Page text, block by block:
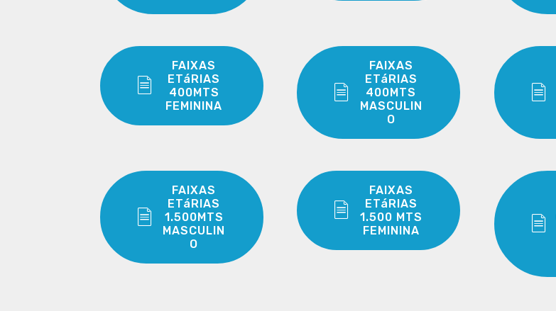
FAIXAS
ETáRIAS
400MTS
FEMININA
FAIXAS
ETáRIAS
400MTS
MASCULIN
O
FAIXAS
ETáRIAS
1.500MTS
MASCULIN
O
FAIXAS
ETáRIAS
1.500 MTS
FEMININA